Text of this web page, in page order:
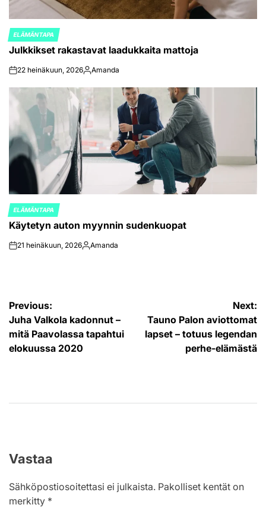
POSTED
IN
ELÄMÄNTAPA
Julkkikset rakastavat laadukkaita mattoja
on22 heinäkuun, 2026Posted
Amanda
POSTED
IN
ELÄMÄNTAPA
Käytetyn auton myynnin sudenkuopat
on21 heinäkuun, 2026Posted
Amanda
Artikkelien
selaus
Previous:
Juha Valkola kadonnut –
mitä Paavolassa tapahtui
elokuussa 2020
Next:
Tauno Palon aviottomat
lapset – totuus legendan
perhe-elämästä
Vastaa
Sähköpostiosoitettasi ei julkaista. Pakolliset kentät on
merkitty *